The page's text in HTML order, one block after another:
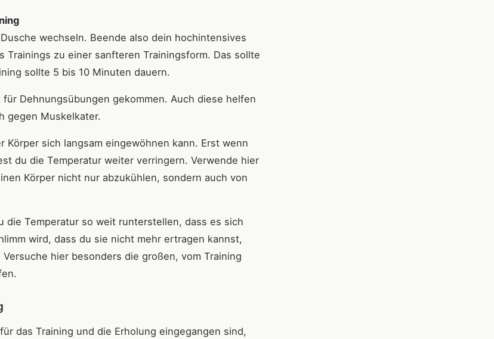
wechseln. Beende also dein hochintensives
zu einer sanfteren Trainingsform. Das sollte
sollte 5 bis 10 Minuten dauern.
Dehnungsübungen gekommen. Auch diese helfen
gegen Muskelkater.
Körper sich langsam eingewöhnen kann. Erst wenn
du die Temperatur weiter verringern. Verwende hier
Körper nicht nur abzukühlen, sondern auch von
Temperatur so weit runterstellen, dass es sich
wird, dass du sie nicht mehr ertragen kannst,
hier besonders die großen, vom Training
das Training und die Erholung eingegangen sind,